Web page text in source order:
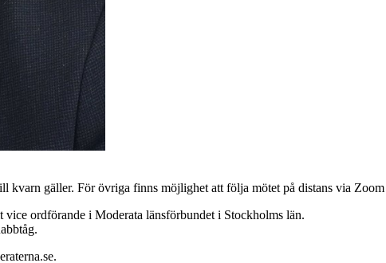
kvarn gäller. För övriga finns möjlighet att följa mötet på distans via Zoom
ordförande i Moderata länsförbundet i Stockholms län.
.